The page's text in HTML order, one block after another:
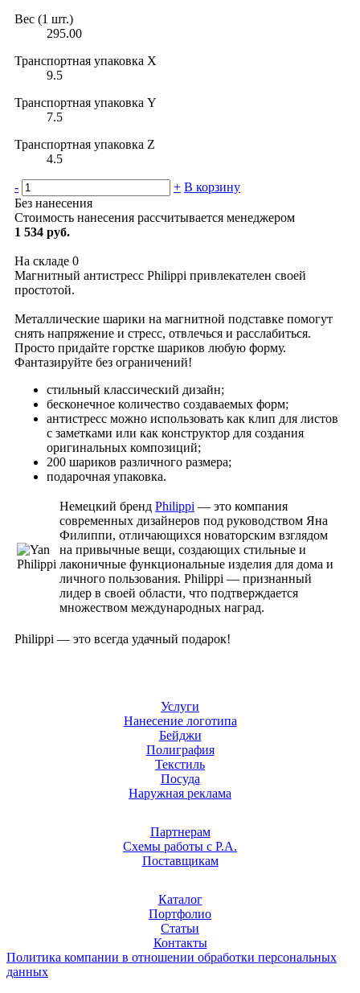
Вес (1 шт.)
295.00
Транспортная упаковка X
9.5
Транспортная упаковка Y
7.5
Транспортная упаковка Z
4.5
- + В корзину
Без нанесения
Стоимость нанесения рассчитывается менеджером
1 534 руб.
На складе 0
Магнитный антистресс Philippi привлекателен своей
простотой.
Металлические шарики на магнитной подставке помогут
снять напряжение и стресс, отвлечься и расслабиться.
Просто придайте горстке шариков любую форму.
Фантазируйте без ограничений!
стильный классический дизайн;
бесконечное количество создаваемых форм;
антистресс можно использовать как клип для листов
с заметками или как конструктор для создания
оригинальных композиций;
200 шариков различного размера;
подарочная упаковка.
Немецкий бренд Philippi — это компания
современных дизайнеров под руководством Яна
Филиппи, отличающихся новаторским взглядом
на привычные вещи, создающих стильные и
лаконичные функциональные изделия для дома и
личного пользования. Philippi — признанный
лидер в своей области, что подтверждается
множеством международных наград.
Philippi — это всегда удачный подарок!
Услуги
Нанесение логотипа
Бейджи
Полиграфия
Текстиль
Посуда
Наружная реклама
Партнерам
Схемы работы с Р.А.
Поставщикам
Каталог
Портфолио
Статьи
Контакты
Политика компании в отношении обработки персональных
данных